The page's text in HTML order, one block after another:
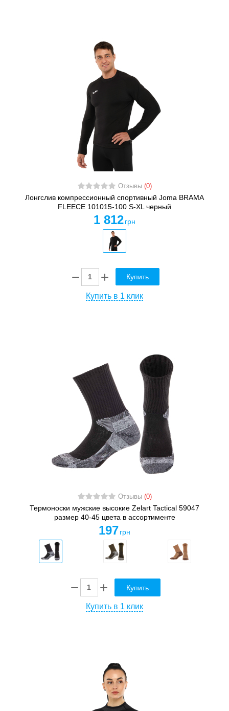
Отзывы (0)
Лонгслив компрессионный спортивный Joma BRAMA
FLEECE 101015-100 S-XL черный
1 812 грн
Купить
Купить в 1 клик
Отзывы (0)
Термоноски мужские высокие Zelart Tactical 59047
размер 40-45 цвета в ассортименте
197 грн
Купить
Купить в 1 клик